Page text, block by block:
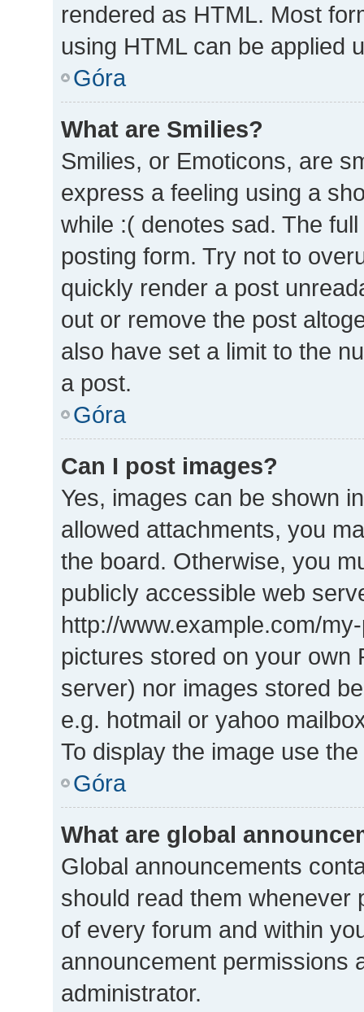
rendered as HTML. Most
using HTML can be applied
Góra
What are Smilies?
Smilies, or Emoticons, are
express a feeling using a
while :( denotes sad. The
posting form. Try not to
quickly render a post
out or remove the post
also have set a limit to the
a post.
Góra
Can I post images?
Yes, images can be shown
allowed attachments, you
the board. Otherwise, you
publicly accessible web
http://www.example.com/
pictures stored on your own
server) nor images stored
e.g. hotmail or yahoo
To display the image use
Góra
What are global
Global announcements
should read them whenever
of every forum and within
announcement permissions
administrator.